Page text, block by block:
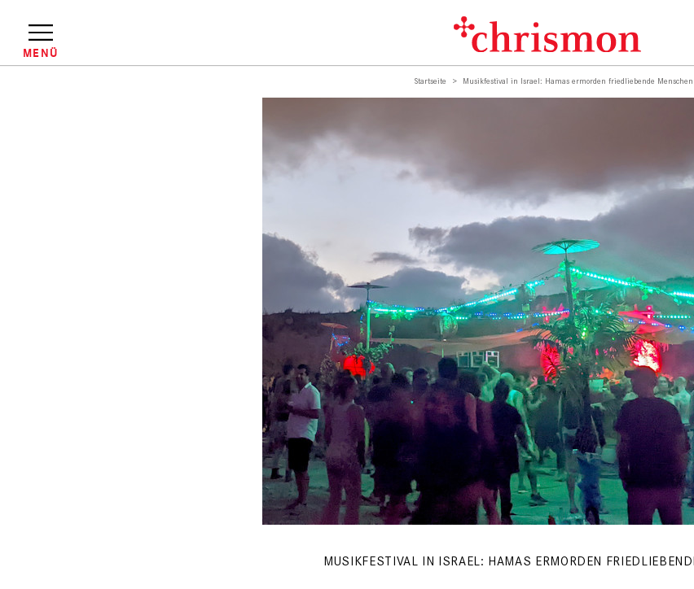
Inhalt
MENÜ
Startseite Musikfestival in Israel: Hamas ermorden friedliebende Menschen
MUSIKFESTIVAL IN ISRAEL: HAMAS ERMORDEN